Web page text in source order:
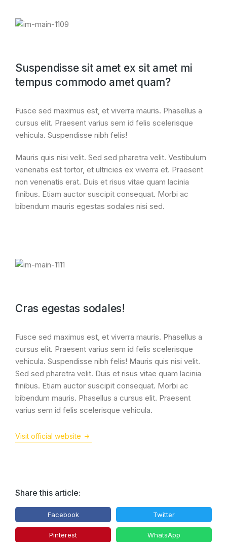
Suspendisse sit amet ex sit amet mi
tempus commodo amet quam?
Fusce sed maximus est, et viverra mauris. Phasellus a
cursus elit. Praesent varius sem id felis scelerisque
vehicula. Suspendisse nibh felis!
Mauris quis nisi velit. Sed sed pharetra velit. Vestibulum
venenatis est tortor, et ultricies ex viverra et. Praesent
non venenatis erat. Duis et risus vitae quam lacinia
finibus. Etiam auctor suscipit consequat. Morbi ac
bibendum mauris egestas sodales nisi sed.
Cras egestas sodales!
Fusce sed maximus est, et viverra mauris. Phasellus a
cursus elit. Praesent varius sem id felis scelerisque
vehicula. Suspendisse nibh felis! Mauris quis nisi velit.
Sed sed pharetra velit. Duis et risus vitae quam lacinia
finibus. Etiam auctor suscipit consequat. Morbi ac
bibendum mauris. Phasellus a cursus elit. Praesent
varius sem id felis scelerisque vehicula.
Visit official website
Share this article:
Facebook Twitter
Pinterest WhatsApp